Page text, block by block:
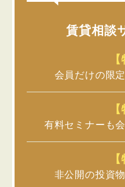
賃貸相談
会員だけの限
有料セミナーも
非公開の投資